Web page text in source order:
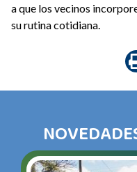
a que los vecinos
su rutina cotidiana.